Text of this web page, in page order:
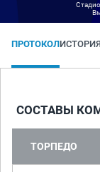
ПРОТОКОЛИСТОРИЯ
СОСТАВЫ
ТОРПЕДО